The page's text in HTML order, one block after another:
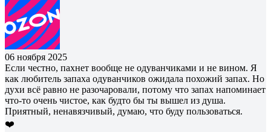
06 ноября 2025
Если честно, пахнет вообще не одуванчиками и не вином. Я
как любитель запаха одуванчиков ожидала похожий запах. Но
духи всё равно не разочаровали, потому что запах напоминает
что-то очень чистое, как будто бы ты вышел из душа.
Приятный, ненавязчивый, думаю, что буду пользоваться.
❤️